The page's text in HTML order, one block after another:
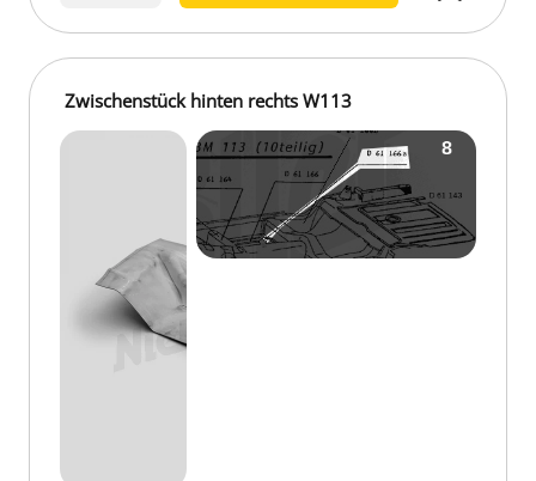
Zwischenstück hinten rechts W113